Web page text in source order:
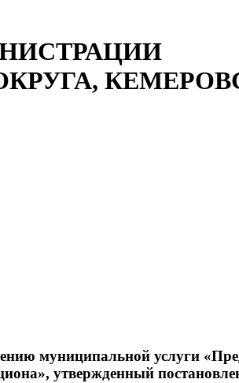
муниципальной услуги
утвержденный